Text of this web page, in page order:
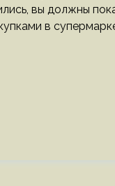
вы должны
в